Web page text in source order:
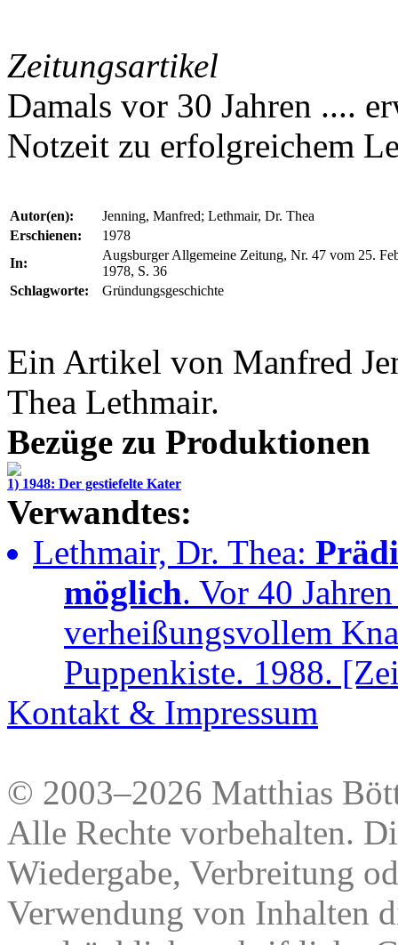
Zeitungsartikel
Damals vor 30 Jahren ....
Notzeit zu erfolgreichem
Autor(en):
Jenning, Manfred; Lethmair, Dr. Thea
Erschienen:
1978
In:
Augsburger Allgemeine Zeitung, Nr. 47 vom 25.
1978, S. 36
Schlagworte:
Gründungsgeschichte
Ein Artikel von Manfred
Thea Lethmair.
Bezüge zu Produktionen
1) 1948: Der gestiefelte Kater
Verwandtes:
Lethmair, Dr. Thea:
möglich. Vor 40
verheißungsvollem
Puppenkiste. 1988.
Kontakt & Impressum
© 2003–2026 Matthias
Alle Rechte vorbehalten.
Wiedergabe, Verbreitung
Verwendung von Inhalten